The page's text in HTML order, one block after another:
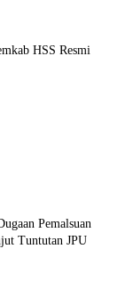
HSS Resmi
Pemalsuan
Tuntutan JPU